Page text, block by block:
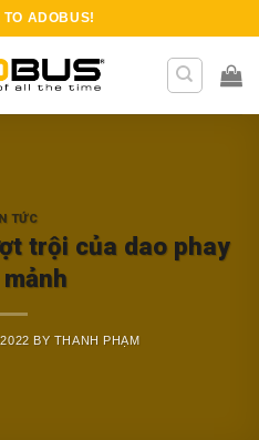
TO ADOBUS!
TỨC
trội của dao phay
BY THANH PHẠM